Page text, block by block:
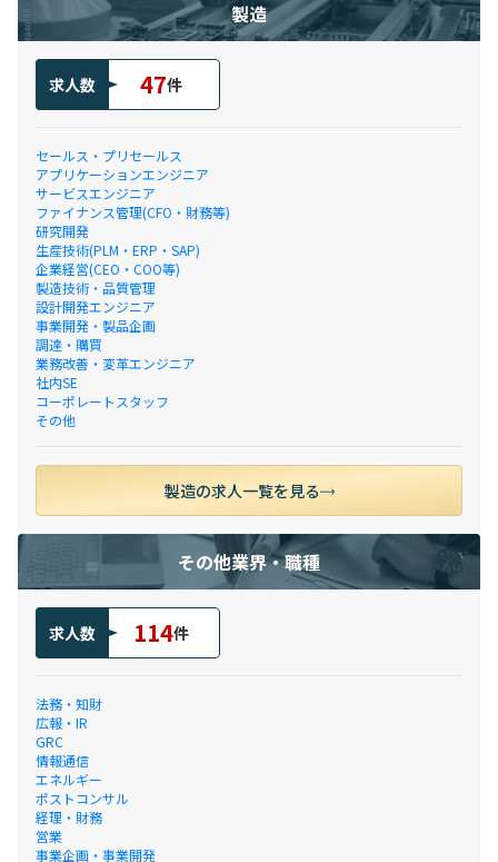
製造
求人数 47件
セールス・プリセールス
アプリケーションエンジニア
サービスエンジニア
ファイナンス管理(CFO・財務等)
研究開発
生産技術(PLM・ERP・SAP)
企業経営(CEO・COO等)
製造技術・品質管理
設計開発エンジニア
事業開発・製品企画
調達・購買
業務改善・変革エンジニア
社内SE
コーポレートスタッフ
その他
製造の求人一覧を見る
その他業界・職種
求人数 114件
法務・知財
広報・IR
GRC
情報通信
エネルギー
ポストコンサル
経理・財務
営業
事業企画・事業開発